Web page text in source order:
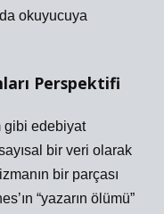
okuyucuya
Perspektifi
gibi edebiyat
bir veri olarak
bir parçası
“yazarın ölümü”